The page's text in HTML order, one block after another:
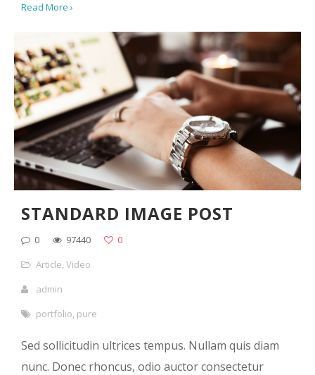
Read More ›
STANDARD IMAGE POST
0 97440
0
Article,Video
admin
portfolio, pure
Sed sollicitudin ultrices tempus. Nullam quis diam
nunc. Donec rhoncus, odio auctor consectetur